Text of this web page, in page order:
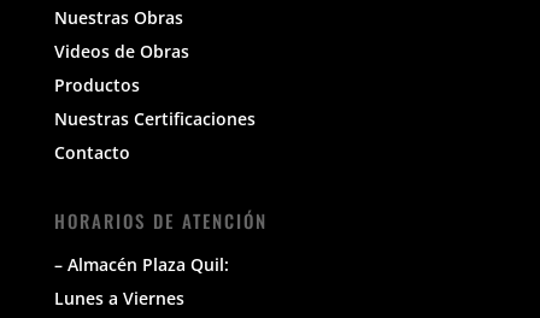
Nuestras Obras
Videos de Obras
Productos
Nuestras Certificaciones
Contacto
HORARIOS DE ATENCIÓN
– Almacén Plaza Quil:
Lunes a Viernes